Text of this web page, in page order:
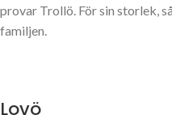
provar Trollö. För sin storlek,
familjen.
Lovö